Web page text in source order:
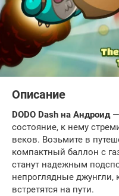
Описание
DODO Dash на Андроид—
состояние, к нему
веков. Возьмите в
компактный баллон с
станут надежным
непроглядные джунгли,
встретятся на пути.